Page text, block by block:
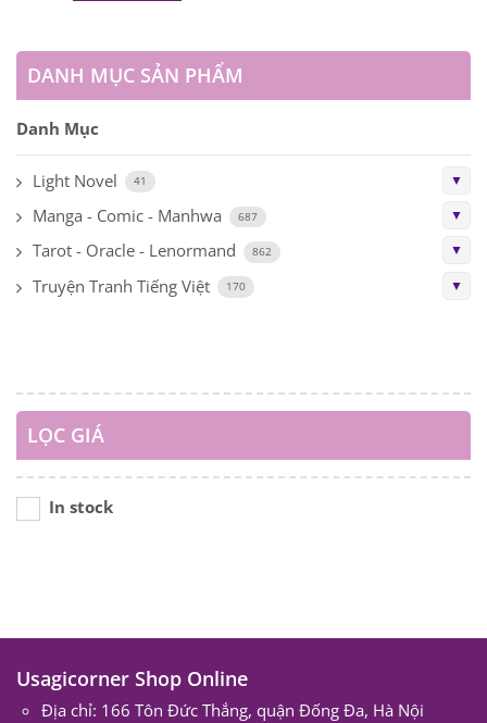
DANH MỤC SẢN PHẨM
Danh Mục
▼
Light Novel 41
▼
Manga - Comic - Manhwa 687
▼
Tarot - Oracle - Lenormand 862
▼
Truyện Tranh Tiếng Việt 170
LỌC GIÁ
In stock
Usagicorner Shop Online
Địa chỉ: 166 Tôn Đức Thắng, quận Đống Đa, Hà Nội